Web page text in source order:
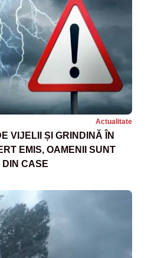
Actualitate
VIJELII ȘI GRINDINĂ ÎN
EMIS, OAMENII SUNT
DIN CASE